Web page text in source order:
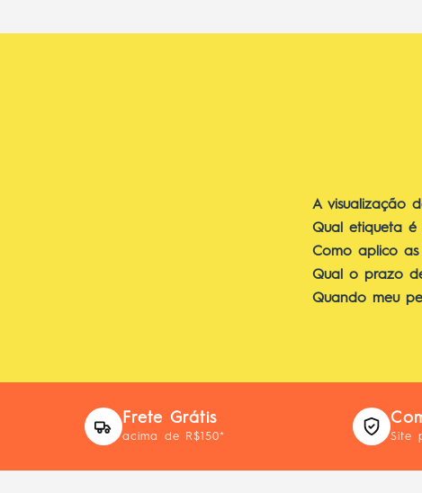
A visualização
Qual etiqueta é
Como aplico as
Qual o prazo
Quando meu
Frete Grátis
acima de R$150* Site